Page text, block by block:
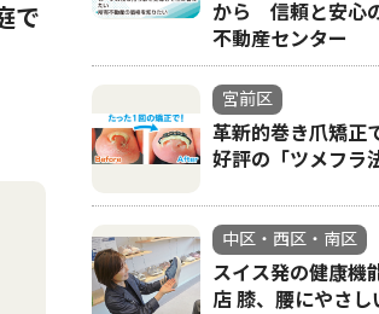
で
から 信頼と安心
不動産センター
宮前区
革新的巻き爪矯正
好評の「ツメフラ
中区・西区・南区
スイス発の健康機
店 膝、腰にやさし